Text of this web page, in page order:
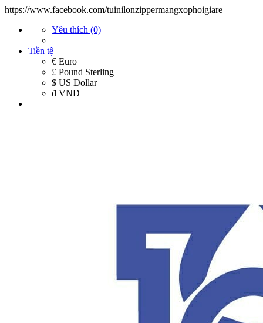
https://www.facebook.com/tuinilonzippermangxophoigiare
Yêu thích (0)
Tiền tệ
€ Euro
£ Pound Sterling
$ US Dollar
đ VND